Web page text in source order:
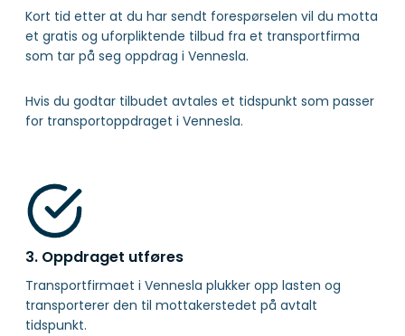
Kort tid etter at du har sendt forespørselen vil du motta
et gratis og uforpliktende tilbud fra et transportfirma
som tar på seg oppdrag i Vennesla.
Hvis du godtar tilbudet avtales et tidspunkt som passer
for transportoppdraget i Vennesla.
3. Oppdraget utføres
Transportfirmaet i Vennesla plukker opp lasten og
transporterer den til mottakerstedet på avtalt
tidspunkt.